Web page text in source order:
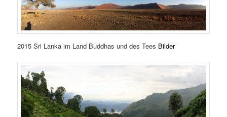
2015 Sri Lanka im Land Buddhas und des Tees Bilder